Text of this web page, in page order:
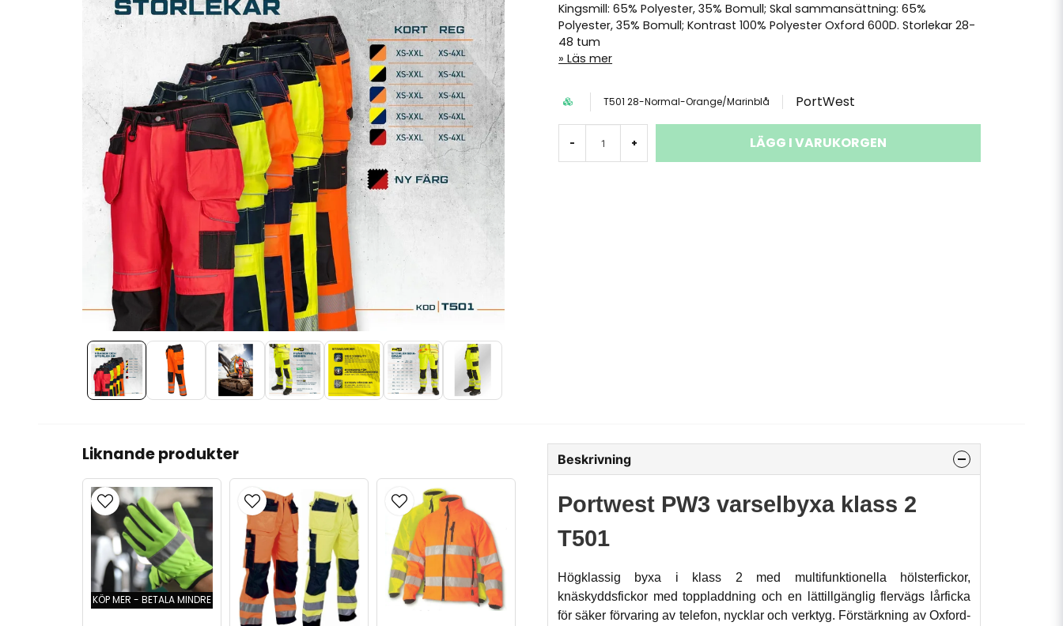
Kingsmill: 65% Polyester, 35% Bomull; Skal sammansättning: 65%
Polyester, 35% Bomull; Kontrast 100% Polyester Oxford 600D. Storlekar 28-
48 tum
Läs mer
T501 28-Normal-Orange/Marinblå PortWest
- + LÄGG I VARUKORGEN
Liknande produkter
KÖP MER - BETALA MINDRE
Beskrivning
Portwest PW3 varselbyxa klass 2
T501
Högklassig byxa i klass 2 med multifunktionella hölsterfickor,
knäskyddsfickor med toppladdning och en lättillgänglig flervägs lårficka
för säker förvaring av telefon, nycklar och verktyg. Förstärkning av Oxford-